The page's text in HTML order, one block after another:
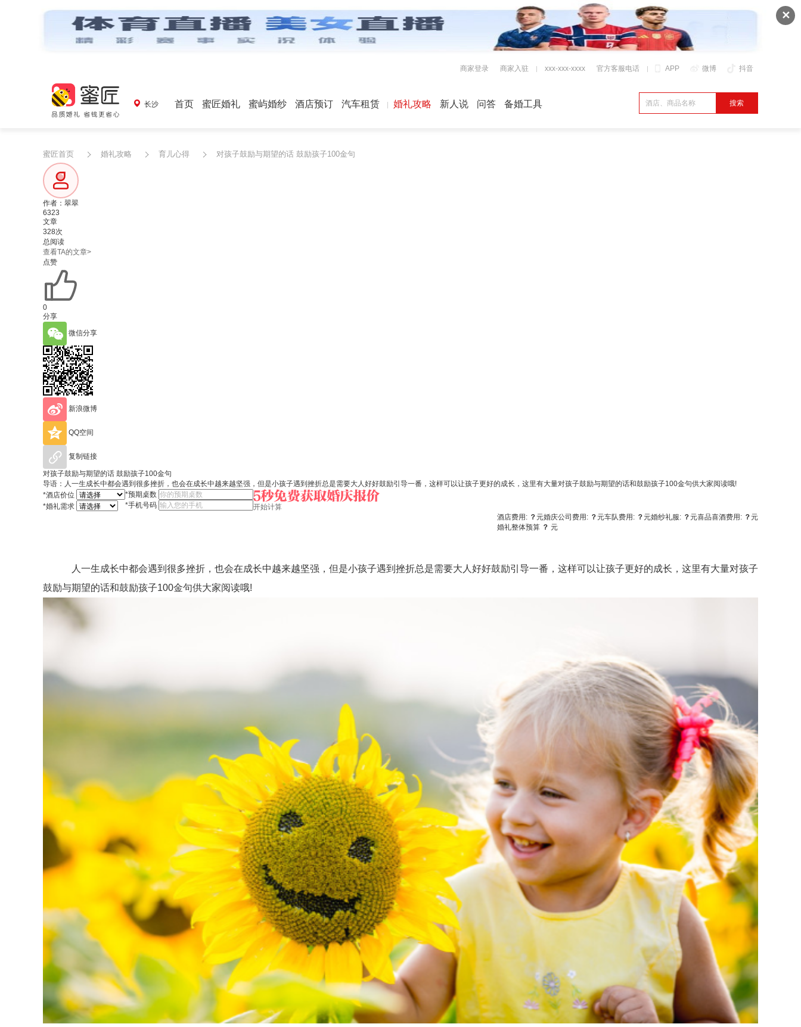
✕
APP 微博 抖音
商家登录 商家入驻 xxx-xxx-xxxx 官方客服电话
长沙 首页 蜜匠婚礼 蜜屿婚纱 酒店预订 汽车租赁 婚礼攻略 新人说 问答 备婚工具
蜜匠首页 婚礼攻略 育儿心得 对孩子鼓励与期望的话 鼓励孩子100金句
作者：翠翠
6323
文章
328次
总阅读
查看TA的文章>
点赞
0
分享
微信分享
新浪微博
QQ空间
复制链接
对孩子鼓励与期望的话 鼓励孩子100金句
导语：人一生成长中都会遇到很多挫折，也会在成长中越来越坚强，但是小孩子遇到挫折总是需要大人好好鼓励引导一番，这样可以让孩子更好的成长，这里有大量对孩子鼓励与期望的话和鼓励孩子100金句供大家阅读哦!
*酒店价位
*婚礼需求
*预期桌数
*手机号码
开始计算
酒店费用: ？元婚庆公司费用: ？元车队费用: ？元婚纱礼服: ？元喜品喜酒费用: ？元
婚礼整体预算 ？ 元
人一生成长中都会遇到很多挫折，也会在成长中越来越坚强，但是小孩子遇到挫折总是需要大人好好鼓励引导一番，这样可以让孩子更好的成长，这里有大量对孩子
鼓励与期望的话和鼓励孩子100金句供大家阅读哦!